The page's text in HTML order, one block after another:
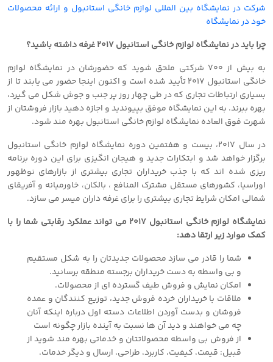
شرکت در نمایشگاه بین المللی لوازم خانگی استانبول و ارائه محصولات
خود در نمایشگاه
چرا باید در نمایشگاه لوازم خانگی استانبول ٢٠١٧ غرفه داشته باشید؟
به بیش از ٧٠٠ شرکتی ملحق شوید که حضورشان در نمایشگاه لوازم
خانگی استانبول ٢٠١٧ تأیید شده است و اکنون اینجا حضور می یابند تا از
بسیاری ارتباطات تجاری که در طی چهار روز پر جنب و جوش شکل می گیرد،
بهره ببرند. به این نمایشگاه موفق بپیوندید و اجازه دهید بازار فروشتان از
شهرت فوق العاده نمایشگاه لوازم خانگی استانبول بهره مند شود.
در سال ٢٠١٧، بیست و هفتمین دوره نمایشگاه لوازم خانگی استانبول
برگزار خواهد شد و ابتکارات جدید و هیجان انگیزی برای این دوره برنامه
ریزی شده اند که با جذب خریداران تجاری بیشتری از بازارهای نوظهور
اوراسیا، کشورهای مستقل مشترک المنافع ، بالکان، خاورمیانه و آفریقای
شمالی امکان شرایط تجاری بیشتری را برای غرفه داران میسر می سازد.
نمایشگاه لوازم خانگی استانبول ٢٠١٧ می تواند عملکرد رقابتی شما را با
کمک موارد زیر ارتقا دهد:
شما را قادر می سازد محصولات جدیدتان را به شکل مستقیم
و بی واسطه به دست خریداران برجسته منطقه برسانید.
امکان نمایش و فروش طیف گسترده ای از محصولات.
ملاقات با خریداران خرده فروش جدید، توزیع کنندگان و عمده
فروشان و بدست آوردن اطلاعات دسته اول درباره اینکه آنان
چه می خواهند و دید آن ها نسبت به آینده بازار چگونه است
از فروش بی واسطه محصولاتتان و خدماتی بهره مند شوید از
قبیل: قیمت، کیفیت، کاربرد، طراحی، ارسال و دیگر خدمات.